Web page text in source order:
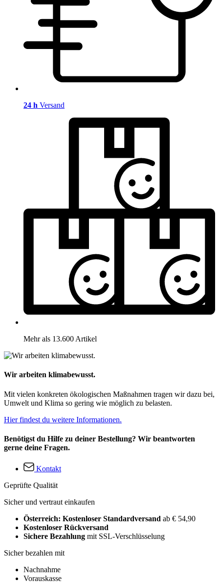
24 h Versand
Mehr als 13.600 Artikel
Wir arbeiten klimabewusst.
Mit vielen konkreten ökologischen Maßnahmen tragen wir dazu bei,
Umwelt und Klima so gering wie möglich zu belasten.
Hier findest du weitere Informationen.
Benötigst du Hilfe zu deiner Bestellung? Wir beantworten
gerne deine Fragen.
Kontakt
Geprüfte Qualität
Sicher und vertraut einkaufen
Österreich: Kostenloser Standardversand ab € 54,90
Kostenloser Rückversand
Sichere Bezahlung mit SSL-Verschlüsselung
Sicher bezahlen mit
Nachnahme
Vorauskasse